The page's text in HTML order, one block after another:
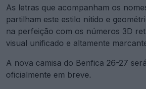
As letras que acompanham os
partilham este estilo nítido e
na perfeição com os números 3D
visual unificado e altamente
A nova camisa do Benfica 26-27
oficialmente em breve.